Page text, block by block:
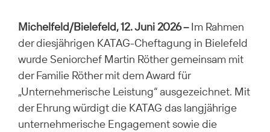
Michelfeld/Bielefeld, 12. Juni 2026 –Im Rahmen
der diesjährigen KATAG-Cheftagung in Bielefeld
wurde Seniorchef Martin Röther gemeinsam mit
der Familie Röther mit dem Award für
„Unternehmerische Leistung“ ausgezeichnet. Mit
der Ehrung würdigt die KATAG das langjährige
unternehmerische Engagement sowie die